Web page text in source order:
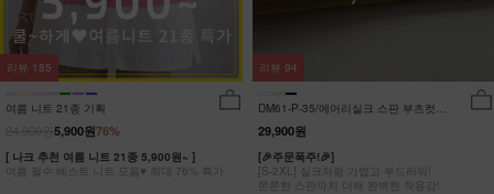
여름 니트 21종 기획
76%
5,900원
[ 나크 추천 여름 니트 21종 5,900원~ ]
여름 필수 베스트 니트 모음♥ 최대 76% 특가
리뷰 185
DM61-P-35/에어리실크 스판 부츠컷팬
츠_DY
29,900원
[🎉주문폭주!🎉]
[S-2XL] 실크처럼 가볍고 부드러워!
쫀쫀한 스판까지 더해 완벽한 착용감!
리뷰 94